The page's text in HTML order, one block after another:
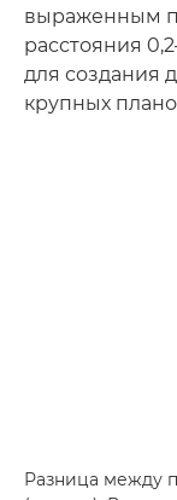
выраженным
расстояния
для создания
крупных
Разница между